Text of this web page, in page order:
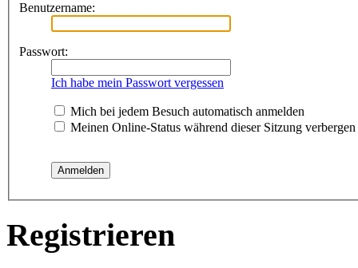
Benutzername:
Passwort:
Ich habe mein Passwort vergessen
Mich bei jedem Besuch automatisch anmelden
Meinen Online-Status während dieser Sitzung verbergen
Registrieren